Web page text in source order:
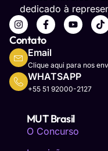
dedicado à
Contato
Email
Clique aqui para nos
WHATSAPP
+55 51 92000-2127
MUT Brasil
O Concurso